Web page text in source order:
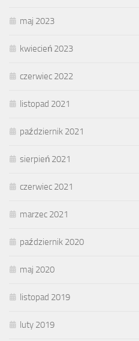
maj 2023
kwiecień 2023
czerwiec 2022
listopad 2021
październik 2021
sierpień 2021
czerwiec 2021
marzec 2021
październik 2020
maj 2020
listopad 2019
luty 2019